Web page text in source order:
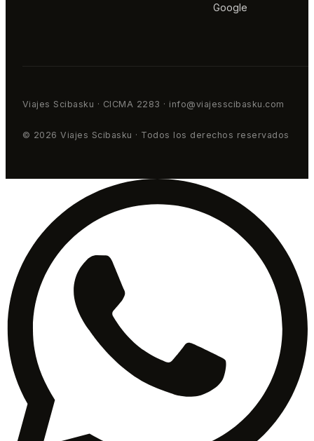
Google
Viajes Scibasku · CICMA 2283 · info@viajesscibasku.com
© 2026 Viajes Scibasku · Todos los derechos reservados